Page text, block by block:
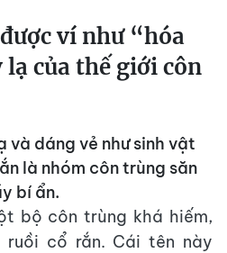
ví như “hóa
của thế giới côn
và dáng vẻ như sinh vật
là nhóm côn trùng săn
bí ẩn.
bộ côn trùng khá hiếm,
cổ rắn. Cái tên này